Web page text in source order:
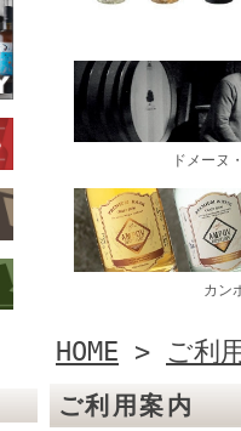
HOME > ご利
ご利用案内